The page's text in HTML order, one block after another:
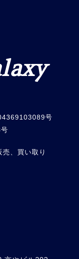
号
、買い取り